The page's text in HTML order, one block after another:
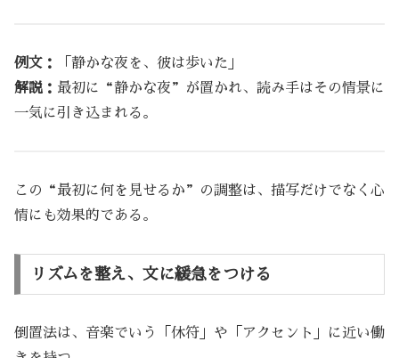
例文：
「静かな夜を、彼は歩いた」
解説： 最初に“静かな夜”が置かれ、読み手はその情景に
一気に引き込まれる。
この“最初に何を見せるか”の調整は、描写だけでなく心
情にも効果的である。
リズムを整え、文に緩急をつける
倒置法は、音楽でいう「休符」や「アクセント」に近い働